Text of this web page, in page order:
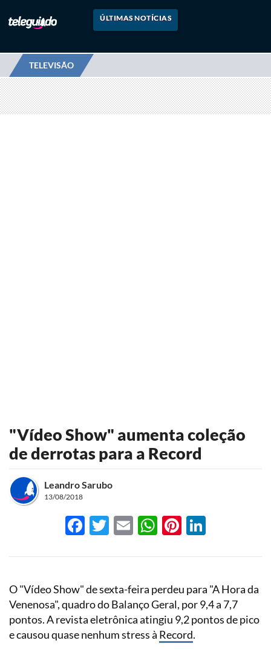
ÚLTIMAS NOTÍCIAS
TELEVISÃO
"Vídeo Show" aumenta coleção
de derrotas para a Record
Leandro Sarubo
13/08/2018
Facebook
Twitter
EmailWhatsApp
Pinterest
O "Vídeo Show" de sexta-feira perdeu para "A Hora da
Venenosa", quadro do Balanço Geral, por 9,4 a 7,7
pontos. A revista eletrônica atingiu 9,2 pontos de pico
e causou quase nenhum stress à Record.